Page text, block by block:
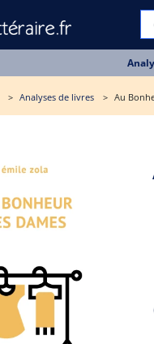
Analyses de livres Au